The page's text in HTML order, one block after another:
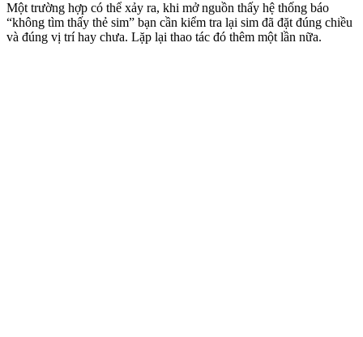
Một trường hợp có thể xảy ra, khi mở nguồn thấy hệ thống báo
“không tìm thấy thẻ sim” bạn cần kiểm tra lại sim đã đặt đúng chiều
và đúng vị trí hay chưa. Lặp lại thao tác đó thêm một lần nữa.